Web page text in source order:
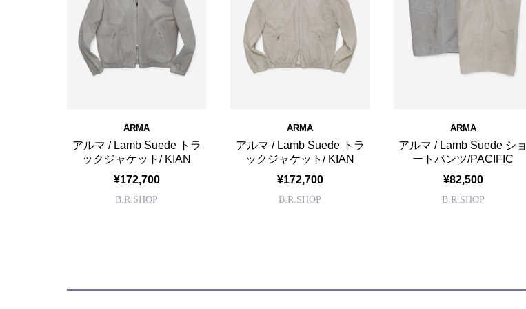
ARMA
アルマ / Lamb Suede トラ
ックジャケット/ KIAN
¥172,700
B.R.SHOP
ARMA
アルマ / Lamb Suede トラ
ックジャケット/ KIAN
¥172,700
B.R.SHOP
ARMA
アルマ / Lamb Suede ショ
ートパンツ/PACIFIC
¥82,500
B.R.SHOP